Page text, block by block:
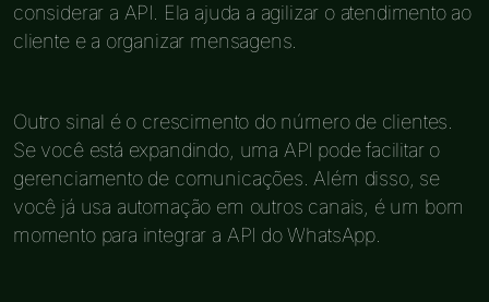
considerar a API. Ela ajuda a agilizar o atendimento ao
cliente e a organizar mensagens.
Outro sinal é o crescimento do número de clientes.
Se você está expandindo, uma API pode facilitar o
gerenciamento de comunicações. Além disso, se
você já usa automação em outros canais, é um bom
momento para integrar a API do WhatsApp.